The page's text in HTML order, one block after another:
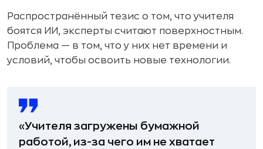
Распространённый тезис о том, что учителя
боятся ИИ, эксперты считают поверхностным.
Проблема — в том, что у них нет времени и
условий, чтобы освоить новые технологии.
«Учителя загружены бумажной
работой, из-за чего им не хватает